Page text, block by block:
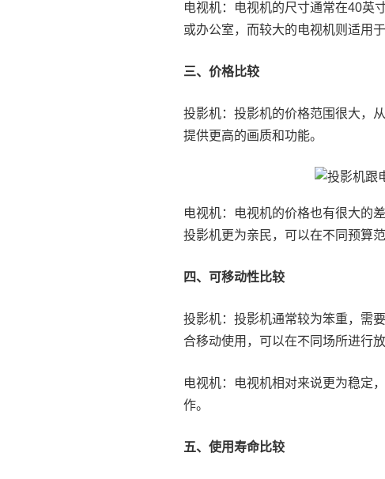
电视机：电视机的尺寸通常在40英
或办公室，而较大的电视机则适用
三、价格比较
投影机：投影机的价格范围很大，
提供更高的画质和功能。
电视机：电视机的价格也有很大的
投影机更为亲民，可以在不同预算
四、可移动性比较
投影机：投影机通常较为笨重，需
合移动使用，可以在不同场所进行放
电视机：电视机相对来说更为稳定
作。
五、使用寿命比较